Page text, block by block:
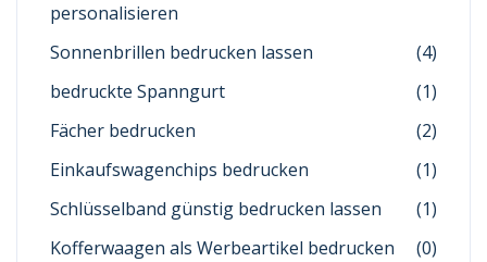
personalisieren
Sonnenbrillen bedrucken lassen
(4)
bedruckte Spanngurt
(1)
Fächer bedrucken
(2)
Einkaufswagenchips bedrucken
(1)
Schlüsselband günstig bedrucken lassen
(1)
Kofferwaagen als Werbeartikel bedrucken
(0)